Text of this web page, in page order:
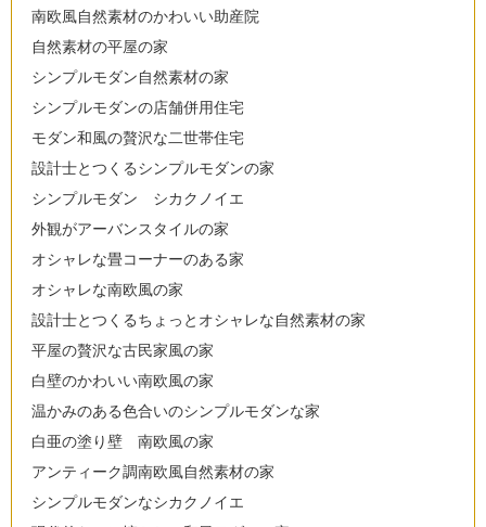
南欧風自然素材のかわいい助産院
自然素材の平屋の家
シンプルモダン自然素材の家
シンプルモダンの店舗併用住宅
モダン和風の贅沢な二世帯住宅
設計士とつくるシンプルモダンの家
シンプルモダン シカクノイエ
外観がアーバンスタイルの家
オシャレな畳コーナーのある家
オシャレな南欧風の家
設計士とつくるちょっとオシャレな自然素材の家
平屋の贅沢な古民家風の家
白壁のかわいい南欧風の家
温かみのある色合いのシンプルモダンな家
白亜の塗り壁 南欧風の家
アンティーク調南欧風自然素材の家
シンプルモダンなシカクノイエ